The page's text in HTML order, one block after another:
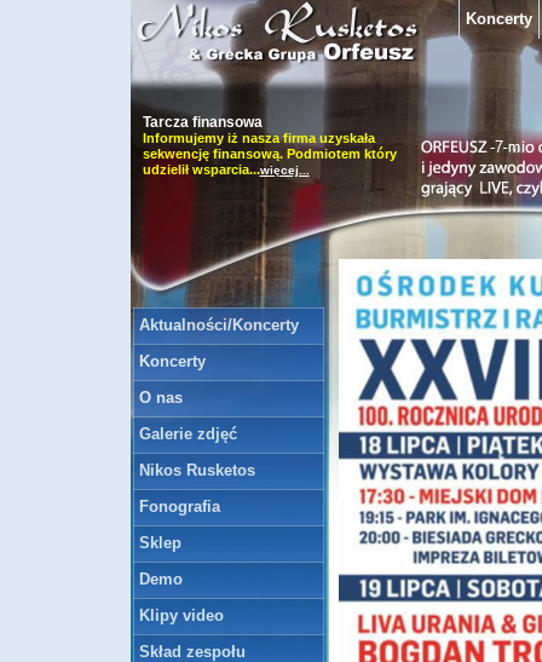
Koncerty
CENY ZA KONCERTY zespołu
UWAGA. Ceny za koncerty Nikosa
Rusketos & zespołu ORFEUSZ są
uzgadniane z kontrahentem
indywid... więcej...
Tarcza finansowa
Informujemy iż nasza firma uzyskała
sekwencję finansową. Podmiotem który
udzielił wsparcia...więcej...
Aktualności/Koncerty
Koncerty
O nas
Galerie zdjęć
Nikos Rusketos
Fonografia
Sklep
Demo
Klipy video
Skład zespołu